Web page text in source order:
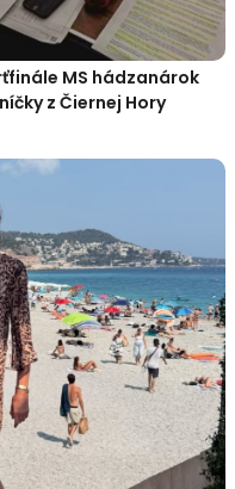
MS hádzanárok
z Čiernej Hory